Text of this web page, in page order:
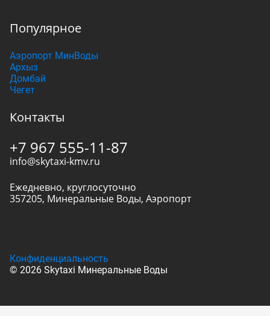
Популярное
Аэропорт МинВоды
Архыз
Домбай
Чегет
Контакты
+7 967 555-11-87
info@skytaxi-kmv.ru
Ежедневно, круглосуточно
357205, Минеральные Воды, Аэропорт
© 2026 Skytaxi Минеральные Воды
Конфиденциальность